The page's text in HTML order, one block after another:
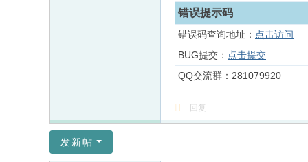
错误提示码
错误码查询地址： 点击访问
BUG提交： 点击提交
QQ交流群：281079920
回复
发新帖